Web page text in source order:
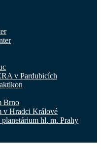
v Pardubicích
Brno
v Hradci Králové
hl. m. Prahy